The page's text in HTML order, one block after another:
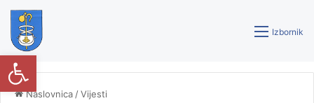
Izbornik
Naslovnica /Vijesti
Open toolbar